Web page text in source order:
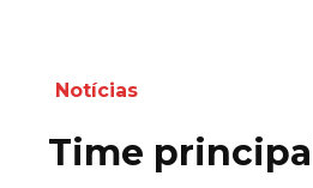
Notícias
Time